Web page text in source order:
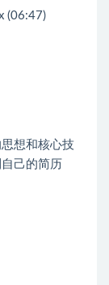
(06:47)
想和核心技
己的简历